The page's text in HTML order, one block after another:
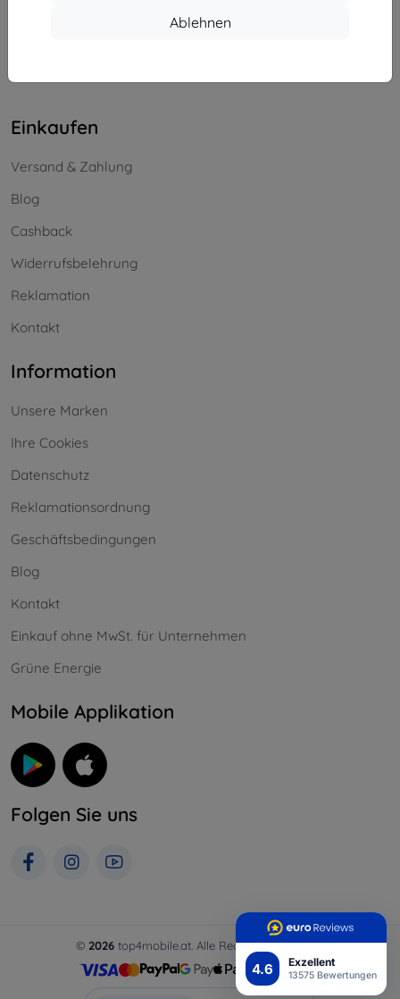
4.6 Exzellent
13575 Bewertungen
Ablehnen
Einkaufen
Versand & Zahlung
Blog
Cashback
Widerrufsbelehrung
Reklamation
Kontakt
Information
Unsere Marken
Ihre Cookies
Datenschutz
Reklamationsordnung
Geschäftsbedingungen
Blog
Kontakt
Einkauf ohne MwSt. für Unternehmen
Grüne Energie
Mobile Applikation
Folgen Sie uns
© 2026top4mobile.at. Alle Rechte vorbehalten.